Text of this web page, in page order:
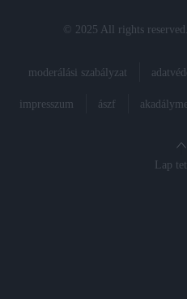
© 2025 All rights
moderálási szabályzat
impresszum ászf
Lap